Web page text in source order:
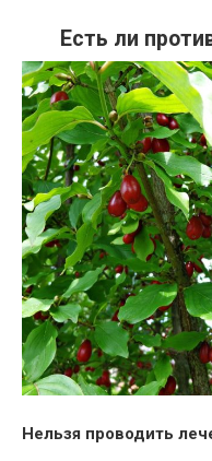
Есть ли
Нельзя проводить